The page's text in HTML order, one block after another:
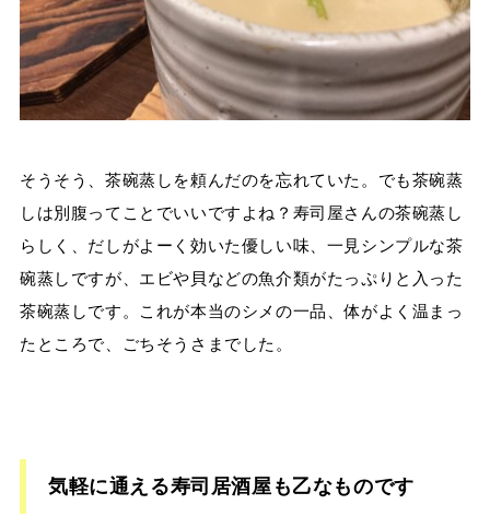
そうそう、茶碗蒸しを頼んだのを忘れていた。でも茶碗蒸
しは別腹ってことでいいですよね？寿司屋さんの茶碗蒸し
らしく、だしがよーく効いた優しい味、一見シンプルな茶
碗蒸しですが、エビや貝などの魚介類がたっぷりと入った
茶碗蒸しです。これが本当のシメの一品、体がよく温まっ
たところで、ごちそうさまでした。
気軽に通える寿司居酒屋も乙なものです